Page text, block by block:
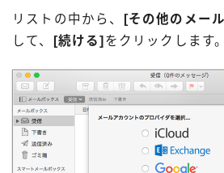
リストの中から、 [その他のメー
して、
[続ける] をクリックします。